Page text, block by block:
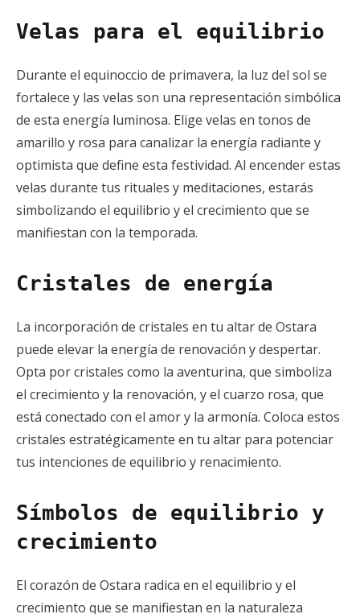
Velas para el equilibrio
Durante el equinoccio de primavera, la luz del sol se
fortalece y las velas son una representación simbólica
de esta energía luminosa. Elige velas en tonos de
amarillo y rosa para canalizar la energía radiante y
optimista que define esta festividad. Al encender estas
velas durante tus rituales y meditaciones, estarás
simbolizando el equilibrio y el crecimiento que se
manifiestan con la temporada.
Cristales de energía
La incorporación de cristales en tu altar de Ostara
puede elevar la energía de renovación y despertar.
Opta por cristales como la aventurina, que simboliza
el crecimiento y la renovación, y el cuarzo rosa, que
está conectado con el amor y la armonía. Coloca estos
cristales estratégicamente en tu altar para potenciar
tus intenciones de equilibrio y renacimiento.
Símbolos de equilibrio y
crecimiento
El corazón de Ostara radica en el equilibrio y el
crecimiento que se manifiestan en la naturaleza